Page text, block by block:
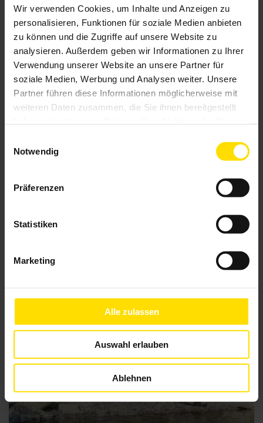
Wir verwenden Cookies, um Inhalte und Anzeigen zu
personalisieren, Funktionen für soziale Medien anbieten
zu können und die Zugriffe auf unsere Website zu
analysieren. Außerdem geben wir Informationen zu Ihrer
Verwendung unserer Website an unsere Partner für
soziale Medien, Werbung und Analysen weiter. Unsere
Partner führen diese Informationen möglicherweise mit
weiteren Daten zusammen, die Sie ihnen bereitgestellt
Notwendig
Präferenzen
Statistiken
Marketing
Alle zulassen
Auswahl erlauben
Ablehnen
Brillante Extras
Weitere Informationen zu Ausstattungs-
Extras Sonea Sonnensegel
Das könnte Sie auch interessieren